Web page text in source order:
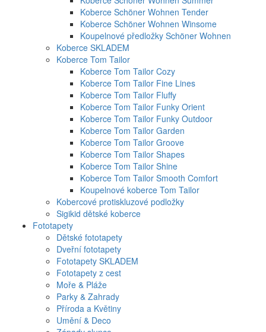
Koberce Schöner Wohnen Tender
Koberce Schöner Wohnen Winsome
Koupelnové předložky Schöner Wohnen
Koberce SKLADEM
Koberce Tom Tailor
Koberce Tom Tailor Cozy
Koberce Tom Tailor Fine Lines
Koberce Tom Tailor Fluffy
Koberce Tom Tailor Funky Orient
Koberce Tom Tailor Funky Outdoor
Koberce Tom Tailor Garden
Koberce Tom Tailor Groove
Koberce Tom Tailor Shapes
Koberce Tom Tailor Shine
Koberce Tom Tailor Smooth Comfort
Koupelnové koberce Tom Tailor
Kobercové protiskluzové podložky
Sigikid dětské koberce
Fototapety
Dětské fototapety
Dveřní fototapety
Fototapety SKLADEM
Fototapety z cest
Moře & Pláže
Parky & Zahrady
Příroda a Květiny
Umění & Deco